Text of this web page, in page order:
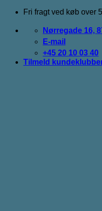
Fortsæt
indhold
Fri fragt ved køb over
Nørregade 16,
E-mail
+45 20 10 03 40
Tilmeld